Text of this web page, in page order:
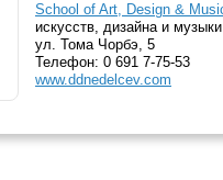
School of Art, Design &
искусств, дизайна и музыки
ул. Тома Чорбэ, 5
Телефон: 0 691 7-75-53
www.ddnedelcev.com